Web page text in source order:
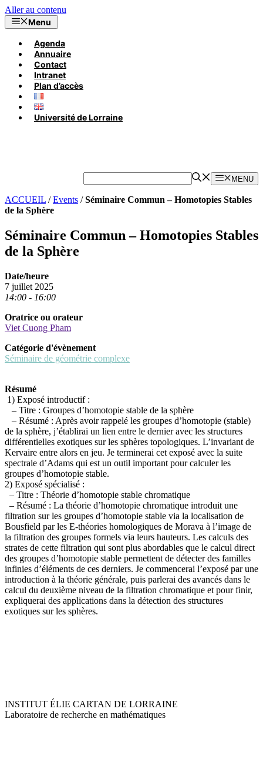
Aller au contenu
Menu
Agenda
Annuaire
Contact
Intranet
Plan d’accès
Université de Lorraine
MENU
ACCUEIL /Events /Séminaire Commun – Homotopies Stables
de la Sphère
Séminaire Commun – Homotopies Stables
de la Sphère
Date/heure
7 juillet 2025
14:00 - 16:00
Oratrice ou orateur
Viet Cuong Pham
Catégorie d'évènement
Séminaire de géométrie complexe
Résumé
1) Exposé introductif :
– Titre : Groupes d’homotopie stable de la sphère
– Résumé : Après avoir rappelé les groupes d’homotopie (stable)
de la sphère, j’établirai un lien entre le dernier avec les structures
différentielles exotiques sur les sphères topologiques. L’invariant de
Kervaire entre alors en jeu. Je terminerai cet exposé avec la suite
spectrale d’Adams qui est un outil important pour calculer les
groupes d’homotopie stable.
2) Exposé spécialisé :
– Titre : Théorie d’homotopie stable chromatique
– Résumé : La théorie d’homotopie chromatique introduit une
filtration sur les groupes d’homotopie stable via la localisation de
Bousfield par les E-théories homologiques de Morava à l’image de
la filtration des groupes formels via leurs hauteurs. Les calculs des
strates de cette filtration qui sont plus abordables que le calcul direct
des groupes d’homotopie stable permettent de détecter des familles
infinies d’éléments de ces derniers. Je commencerai l’exposé par une
introduction à la théorie générale, puis parlerai des avancés dans le
calcul du deuxième niveau de la filtration chromatique et pour finir,
expliquerai des applications dans la détection des structures
exotiques sur les sphères.
INSTITUT ÉLIE CARTAN DE LORRAINE
Laboratoire de recherche en mathématiques